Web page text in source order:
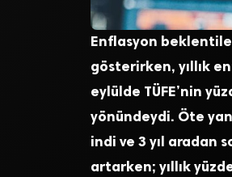
Enflasyon
gösterirken, yıllık
eylülde TÜFE’nin
yönündeydi. Öte
indi ve 3 yıl aradan
artarken; yıllık